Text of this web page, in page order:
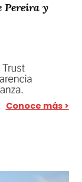
Pereira y
Conoce más >